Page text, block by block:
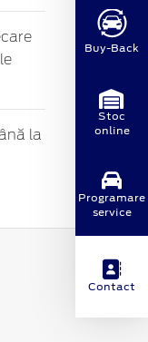
la
Buy-Back
Stoc
online
Programare
service
Contact